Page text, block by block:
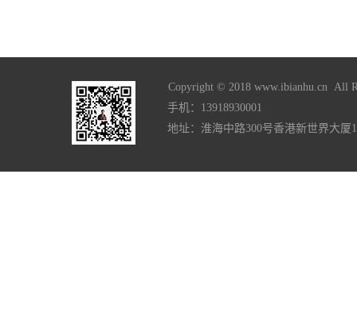
Copyright © 2018 www.ibianhu.cn All
手机：13918930001
地址：淮海中路300号香港新世界大厦